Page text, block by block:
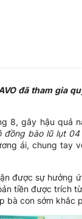
đã tham gia
8, gây hậu quả
đồng bào lũ lụt 04
ái, chung tay
được sự hưởng
tiền được trích
con sớm khắc